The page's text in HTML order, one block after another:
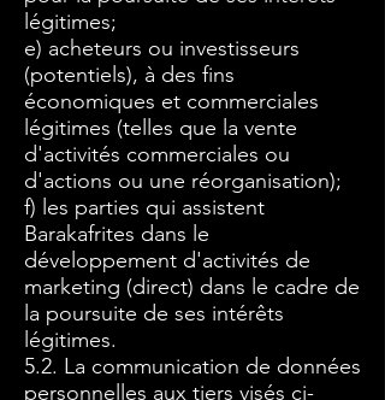
légitimes;
e) acheteurs ou investisseurs
(potentiels), à des fins
économiques et commerciales
légitimes (telles que la vente
d'activités commerciales ou
d'actions ou une réorganisation);
f) les parties qui assistent
Barakafrites dans le
développement d'activités de
marketing (direct) dans le cadre de
la poursuite de ses intérêts
légitimes.
5.2. La communication de données
personnelles aux tiers visés ci-